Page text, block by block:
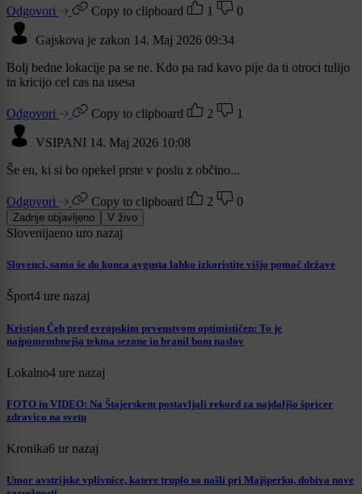
Odgovori Copy to clipboard 1 0
Gajskova je zakon 14. Maj 2026 09:34
Bolj bedne lokacije pa se ne. Kdo pa rad kavo pije da ti otroci tulijo
in kricijo cel cas na usesa
Odgovori Copy to clipboard 2 1
VSIPANI 14. Maj 2026 10:08
Še en, ki si bo opekel prste v poslu z občino...
Odgovori Copy to clipboard 2 0
Zadnje objavljeno V živo
Slovenijaeno uro nazaj
Slovenci, samo še do konca avgusta lahko izkoristite višjo pomoč države
Šport4 ure nazaj
Kristjan Čeh pred evropskim prvenstvom optimističen: To je
najpomembnejša tekma sezone in branil bom naslov
Lokalno4 ure nazaj
FOTO in VIDEO: Na Štajerskem postavljali rekord za najdaljšo špricer
zdravico na svetu
Kronika6 ur nazaj
Umor avstrijske vplivnice, katere truplo so našli pri Majšperku, dobiva nove